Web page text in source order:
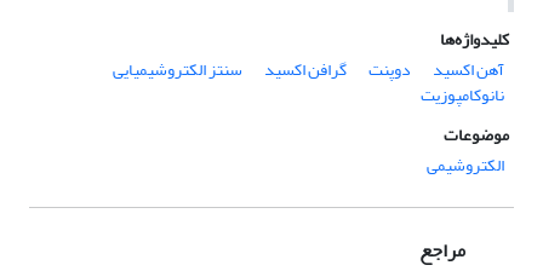
کلیدواژه‌ها
آهن اکسید
دوپنت گرافن اکسید سنتز الکتروشیمیایی
نانوکامپوزیت
موضوعات
الکتروشیمی
مراجع